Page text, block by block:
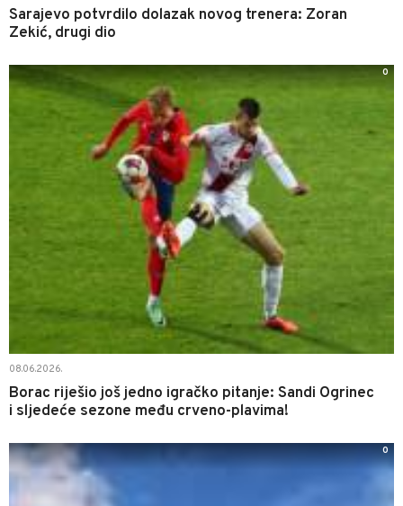
Sarajevo potvrdilo dolazak novog trenera: Zoran
Zekić, drugi dio
08.06.2026.
Borac riješio još jedno igračko pitanje: Sandi Ogrinec
i sljedeće sezone među crveno-plavima!
0
0